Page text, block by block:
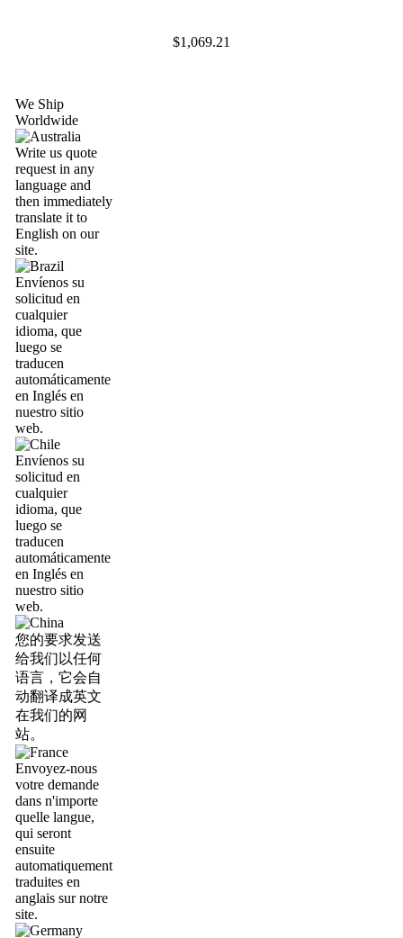
$1,069.21
We Ship
Worldwide
Write us quote
request in any
language and
then immediately
translate it to
English on our
site.
Envíenos su
solicitud en
cualquier
idioma, que
luego se
traducen
automáticamente
en Inglés en
nuestro sitio
web.
Envíenos su
solicitud en
cualquier
idioma, que
luego se
traducen
automáticamente
en Inglés en
nuestro sitio
web.
您的要求发送
给我们以任何
语言，它会自
动翻译成英文
在我们的网
站。
Envoyez-nous
votre demande
dans n'importe
quelle langue,
qui seront
ensuite
automatiquement
traduites en
anglais sur notre
site.